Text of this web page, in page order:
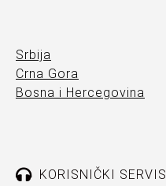
Srbija
Crna Gora
Bosna i Hercegovina
KORISNIČKI SERVIS